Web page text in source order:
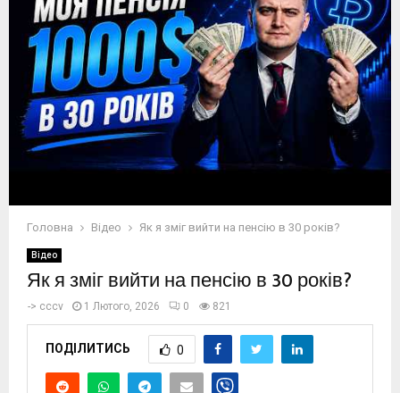
Головна Відео Як я зміг вийти на пенсію в 30 років?
Відео
Як я зміг вийти на пенсію в 30 років?
-> cccv 1 Лютого, 2026 0 821
ПОДІЛИТИСЬ 0